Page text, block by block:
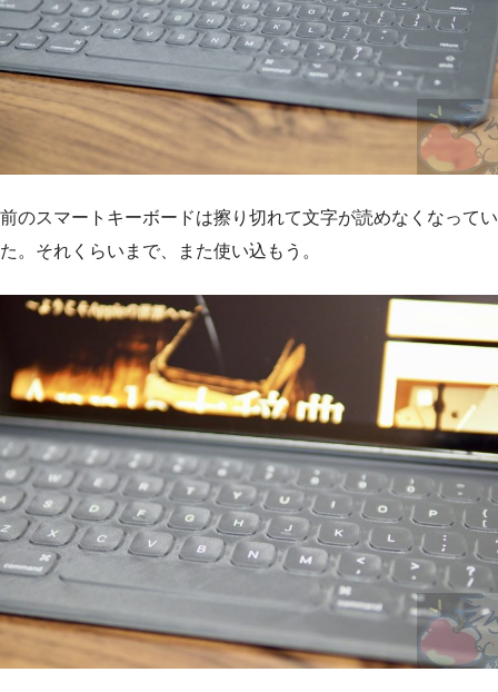
前のスマートキーボードは擦り切れて文字が読めなくなってい
た。それくらいまで、また使い込もう。